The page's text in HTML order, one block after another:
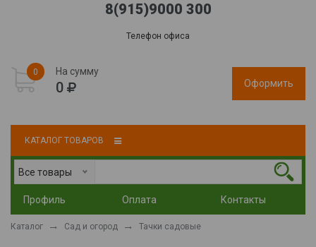
8(915)9000 300
Телефон офиса
0 На сумму
0 Оформить
КАТАЛОГ ТОВАРОВ
Все товары
Профиль Оплата Контакты
Каталог Сад и огород Тачки садовые